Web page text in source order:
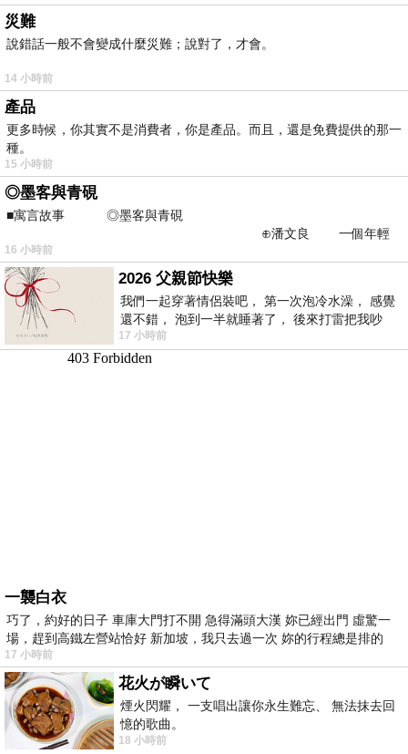
災難
說錯話一般不會變成什麼災難；說對了，才會。
14 小時前
產品
更多時候，你其實不是消費者，你是產品。而且，還是免費提供的那一
種。
15 小時前
◎墨客與青硯
■寓言故事 ◎墨客與青硯
⊕潘文良 一個年輕
的墨客，在京城的古玩肆裡
16 小時前
2026 父親節快樂
我們一起穿著情侶裝吧， 第一次泡冷水澡， 感覺
還不錯， 泡到一半就睡著了， 後來打雷把我吵
醒， 手
17 小時前
一襲白衣
巧了，約好的日子 車庫大門打不開 急得滿頭大漢 妳已經出門 虛驚一
場，趕到高鐵左營站恰好 新加坡，我只去過一次 妳的行程總是排的
17 小時前
花火が瞬いて
煙火閃耀， 一支唱出讓你永生難忘、 無法抹去回
憶的歌曲。
18 小時前